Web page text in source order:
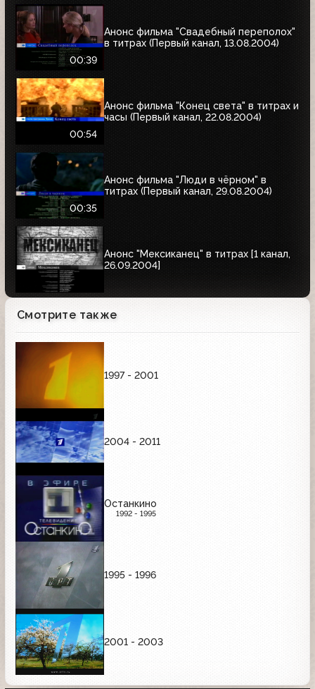
00:39
Анонс фильма "Свадебный переполох"
в титрах (Первый канал, 13.08.2004)
00:54
Анонс фильма "Конец света" в титрах и
часы (Первый канал, 22.08.2004)
00:35
Анонс фильма "Люди в чёрном" в
титрах (Первый канал, 29.08.2004)
Анонс "Мексиканец" в титрах [1 канал,
26.09.2004]
Смотрите также
1997 - 2001
2004 - 2011
Останкино
1992 - 1995
1995 - 1996
2001 - 2003